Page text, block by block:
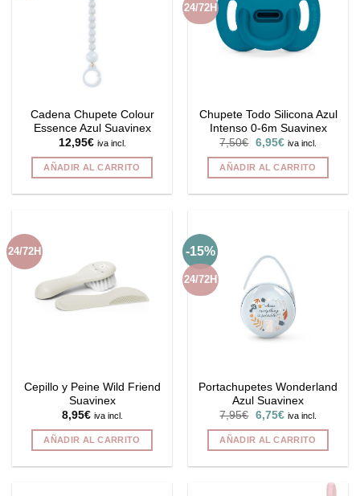
Cadena Chupete Colour
Essence Azul Suavinex
12,95€ iva incl.
AÑADIR AL CARRITO
24/72H
Chupete Todo Silicona Azul
Intenso 0-6m Suavinex
7,50€ El
original
era:
6,95€El
actual
es:
iva incl.
AÑADIR AL CARRITO
24/72H
Cepillo y Peine Wild Friend
Suavinex
8,95€ iva incl.
AÑADIR AL CARRITO
-15%
24/72H
Portachupetes Wonderland
Azul Suavinex
7,95€ El
original
era:
6,75€El
actual
es:
iva incl.
AÑADIR AL CARRITO